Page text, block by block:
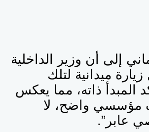
إلى أن وزير الداخلية
ميدانية لتلك
المبدأ ذاته، مما يعكس
مؤسسي واضح، لا
عابر”.